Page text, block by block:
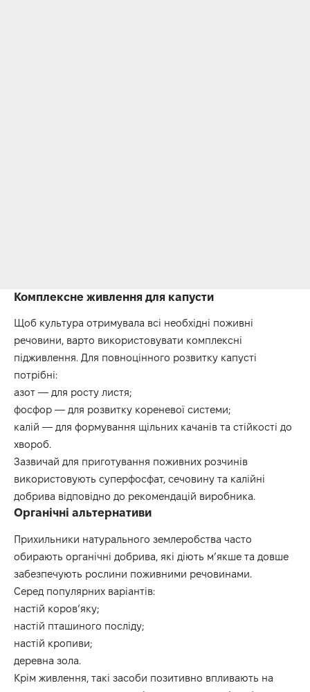
Комплексне живлення для капусти
Щоб культура отримувала всі необхідні поживні
речовини, варто використовувати комплексні
підживлення. Для повноцінного розвитку капусті
потрібні:
азот — для росту листя;
фосфор — для розвитку кореневої системи;
калій — для формування щільних качанів та стійкості до
хвороб.
Зазвичай для приготування поживних розчинів
використовують суперфосфат, сечовину та калійні
добрива відповідно до рекомендацій виробника.
Органічні альтернативи
Прихильники натурального землеробства часто
обирають органічні добрива, які діють м’якше та довше
забезпечують рослини поживними речовинами.
Серед популярних варіантів:
настій коров’яку;
настій пташиного посліду;
настій кропиви;
деревна зола.
Крім живлення, такі засоби позитивно впливають на